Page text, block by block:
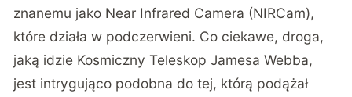
znanemu jako Near Infrared Camera (NIRCam),
które działa w podczerwieni. Co ciekawe, droga,
jaką idzie Kosmiczny Teleskop Jamesa Webba,
jest intrygująco podobna do tej, którą podążał